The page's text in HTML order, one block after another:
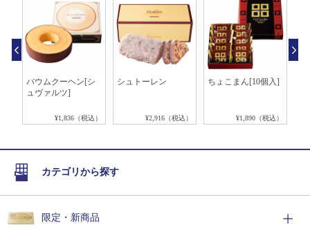
バウムクーヘン[シ
ュヴァルツ]
¥1,836（税込）
シュトーレン
¥2,916（税込）
ちょこまん[10個入]
¥1,890（税込）
カテゴリから探す
限定・新商品